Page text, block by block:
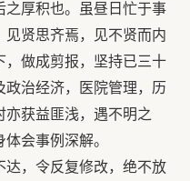
之厚积也。虽昼日忙于事
见贤思齐焉，见不贤而内
，做成剪报，坚持已三十
治经济，医院管理，历
亦获益匪浅，遇不明之
会事例深解。
达，令反复修改，绝不放